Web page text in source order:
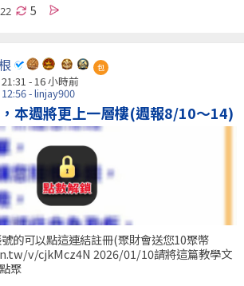
5
包
- 16 小時前
- linjay900
本週將更上一層樓(週報8/10～14)
的可以點這連結註冊(聚財會送您10聚幣
v/cjkMcz4N 2026/01/10請將這篇教學文
聚